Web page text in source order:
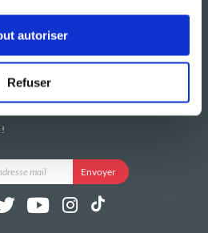
autoriser
Refuser
Mentions légales
Politique de confidentialité
Utilisation des Cookies